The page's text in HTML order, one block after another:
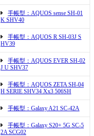
手帳型：AQUOS sense SH-01
K SHV40
手帳型：AQUOS R SH-03J S
HV39
手帳型：AQUOS EVER SH-02
J U SHV37
手帳型：AQUOS ZETA SH-04
H SERIE SHV34 Xx3 506SH
手帳型：Galaxy A21 SC-42A
手帳型：Galaxy S20+ 5G SC-5
2A SCG02